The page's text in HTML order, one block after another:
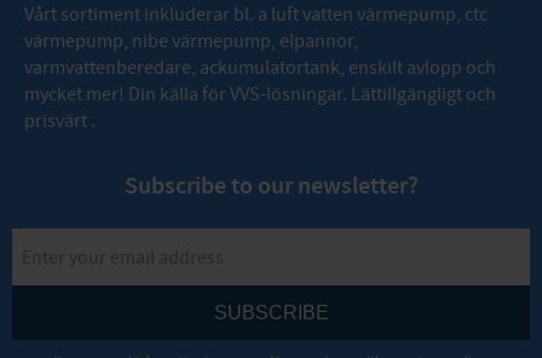
Vårt sortiment inkluderar bl. a luft vatten värmepump, ctc
värmepump, nibe värmepump, elpannor,
varmvattenberedare, ackumulatortank, enskilt avlopp och
mycket mer! Din källa för VVS-lösningar. Lättillgängligt och
prisvärt .
Subscribe to our newsletter?
SUBSCRIBE